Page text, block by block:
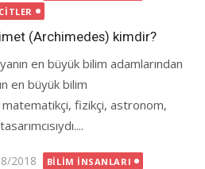
(Archimedes) kimdir?
en büyük bilim adamlarından
en büyük bilim
matematikçi, fizikçi, astronom,
2018 BILIM İNSANLARI